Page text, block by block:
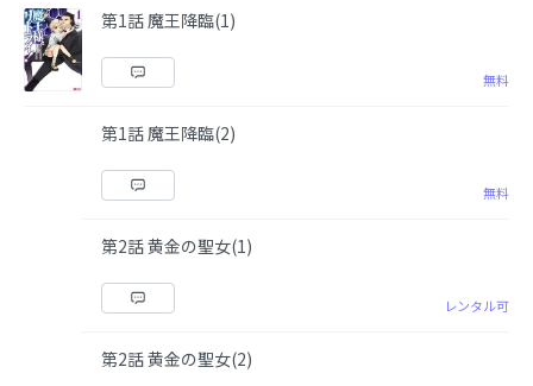
第1話 魔王降臨(1)
無料
第1話 魔王降臨(2)
無料
第2話 黄金の聖女(1)
レンタル可
第2話 黄金の聖女(2)